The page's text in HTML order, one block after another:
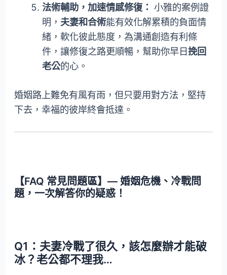
法術輔助，加速情感修復： 小雅的案例證
明， 夫妻和合術能有效化解累積的負面情
緒，軟化彼此態度，為溝通創造有利條
件，讓修復之路更順暢，幫助你早日挽回
老公的心。
婚姻路上難免有風有雨，但只要用對方法，堅持
下去，幸福的彼岸終會抵達。
【FAQ 常見問題區】— 婚姻危機、冷戰問
題，一次解答你的疑惑！
Q1：夫妻冷戰了很久，該怎麼辦才能破
冰？老公都不理我…